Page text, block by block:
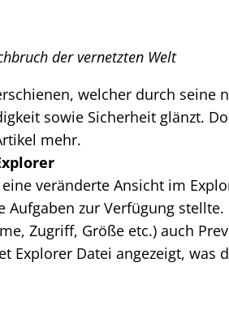
der vernetzten Welt
welcher durch seine
sowie Sicherheit glänzt.
mehr.
veränderte Ansicht im
zur Verfügung stellte.
Zugriff, Größe etc.) auch
Explorer Datei angezeigt, was